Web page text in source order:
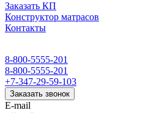
Заказать КП
Конструктор матрасов
Контакты
8-800-5555-201
8-800-5555-201
+7-347-29-59-103
Заказать звонок
E-mail